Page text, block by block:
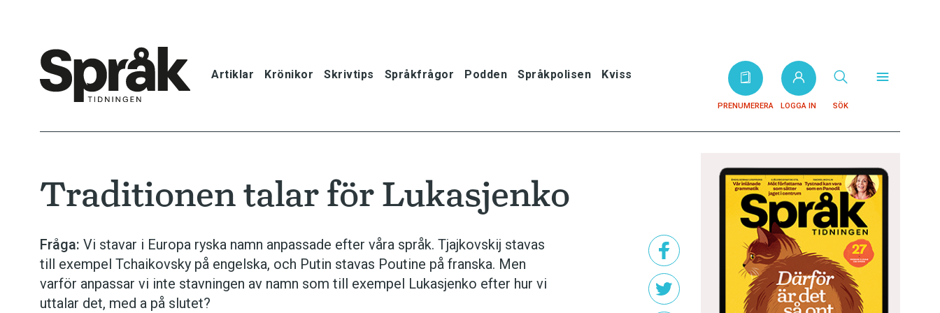
Artiklar Krönikor Skrivtips Språkfrågor Podden Språkpolisen Kviss
PRENUMERERA LOGGA IN SÖK
Krönikor
Skrivtips
Traditionen talar för Lukasjenko
Fråga: Vi stavar i Europa ryska namn anpassade efter våra språk. Tjajkovskij stavas
till exempel Tchaikovsky på engelska, och Putin stavas Poutine på franska. Men
varför anpassar vi inte stavningen av namn som till exempel Lukasjenko efter hur vi
uttalar det, med a på slutet?